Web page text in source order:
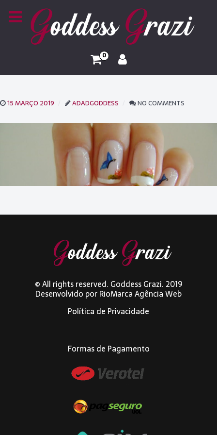
0
15 MARÇO 2019 ADADGODDESS NO COMMENTS
© All rights reserved. Goddess Grazi. 2019
Desenvolvido porRioMarca Agência Web
Política de Privacidade
Formas de Pagamento